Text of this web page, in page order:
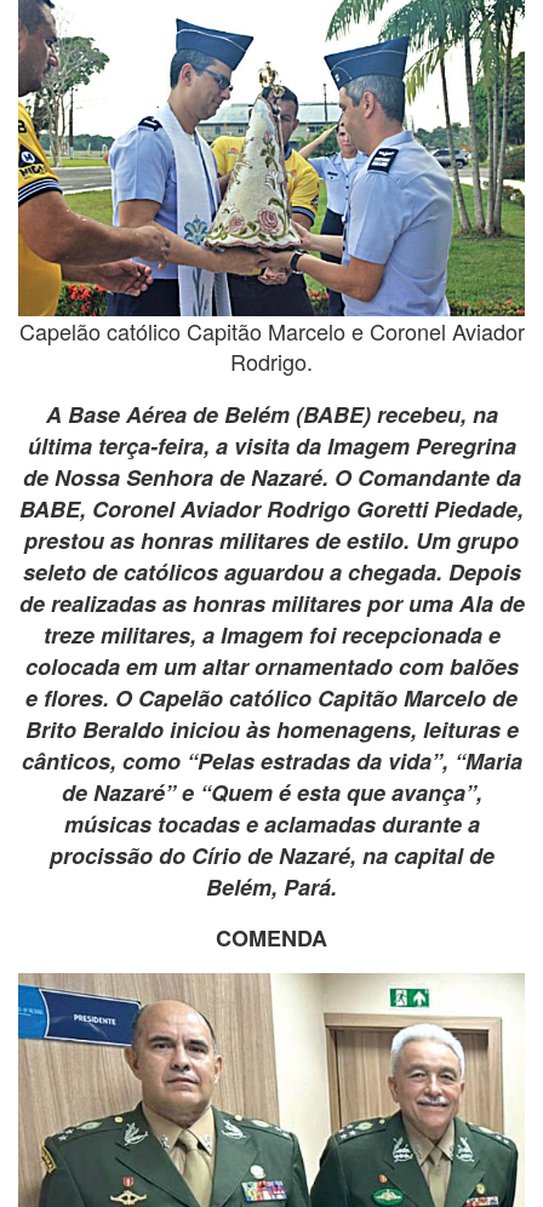
Capelão católico Capitão Marcelo e Coronel Aviador
Rodrigo.
A Base Aérea de Belém (BABE) recebeu, na
última terça-feira, a visita da Imagem Peregrina
de Nossa Senhora de Nazaré. O Comandante da
BABE, Coronel Aviador Rodrigo Goretti Piedade,
prestou as honras militares de estilo. Um grupo
seleto de católicos aguardou a chegada. Depois
de realizadas as honras militares por uma Ala de
treze militares, a Imagem foi recepcionada e
colocada em um altar ornamentado com balões
e flores. O Capelão católico Capitão Marcelo de
Brito Beraldo iniciou às homenagens, leituras e
cânticos, como “Pelas estradas da vida”, “Maria
de Nazaré” e “Quem é esta que avança”,
músicas tocadas e aclamadas durante a
procissão do Círio de Nazaré, na capital de
Belém, Pará.
COMENDA